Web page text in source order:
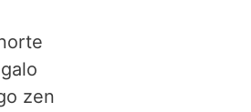
zen